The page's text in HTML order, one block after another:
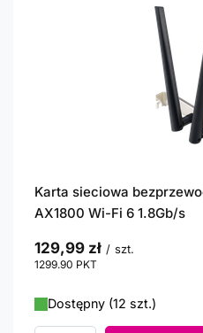
Karta sieciowa
AX1800 Wi-Fi 6 1.8Gb/s
129,99 zł / szt.
1299.90 PKT
Dostępny (12 szt.)